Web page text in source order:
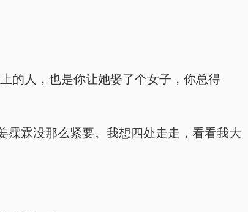
的人，也是你让她娶了个女子，你总得
霂霖没那么紧要。我想四处走走，看看我大